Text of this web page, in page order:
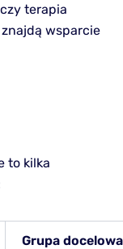
terapia
wsparcie
to kilka
Grupa docelowa